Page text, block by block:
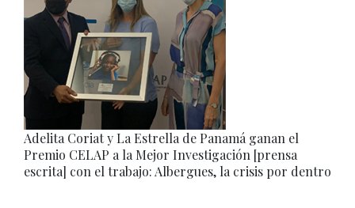
Adelita Coriat y La Estrella de Panamá ganan el
Premio CELAP a la Mejor Investigación [prensa
escrita] con el trabajo: Albergues, la crisis por dentro